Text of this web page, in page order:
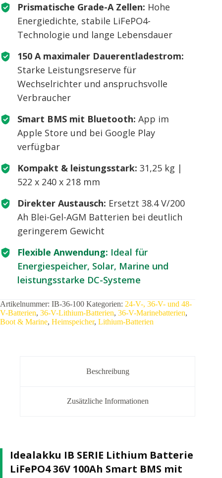
Prismatische Grade-A Zellen: Hohe
Energiedichte, stabile LiFePO4-
Technologie und lange Lebensdauer
150 A maximaler Dauerentladestrom:
Starke Leistungsreserve für
Wechselrichter und anspruchsvolle
Verbraucher
Smart BMS mit Bluetooth: App im
Apple Store und bei Google Play
verfügbar
Kompakt & leistungsstark: 31,25 kg |
522 x 240 x 218 mm
Direkter Austausch: Ersetzt 38.4 V/200
Ah Blei-Gel-AGM Batterien bei deutlich
geringerem Gewicht
Flexible Anwendung: Ideal für
Energiespeicher, Solar, Marine und
leistungsstarke DC-Systeme
Artikelnummer: IB-36-100 Kategorien: 24-V-, 36-V- und 48-
V-Batterien, 36-V-Lithium-Batterien, 36-V-Marinebatterien,
Boot & Marine, Heimspeicher, Lithium-Batterien
Beschreibung
Zusätzliche Informationen
Idealakku IB SERIE Lithium Batterie
LiFePO4 36V 100Ah Smart BMS mit